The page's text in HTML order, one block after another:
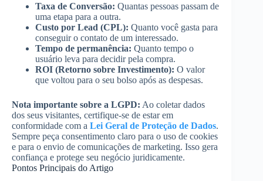
Taxa de Conversão: Quantas pessoas passam de
uma etapa para a outra.
Custo por Lead (CPL): Quanto você gasta para
conseguir o contato de um interessado.
Tempo de permanência: Quanto tempo o
usuário leva para decidir pela compra.
ROI (Retorno sobre Investimento): O valor
que voltou para o seu bolso após as despesas.
Nota importante sobre a LGPD: Ao coletar dados
dos seus visitantes, certifique-se de estar em
conformidade com a Lei Geral de Proteção de Dados.
Sempre peça consentimento claro para o uso de cookies
e para o envio de comunicações de marketing. Isso gera
confiança e protege seu negócio juridicamente.
Pontos Principais do Artigo